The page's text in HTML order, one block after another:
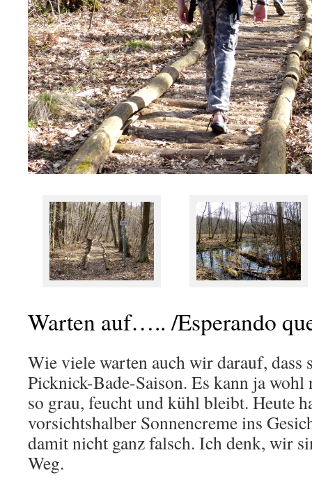
Warten auf….. /Esperando
Wie viele warten auch wir darauf, dass
Picknick-Bade-Saison. Es kann ja wohl
so grau, feucht und kühl bleibt. Heute
vorsichtshalber Sonnencreme ins
damit nicht ganz falsch. Ich denk, wir
Weg.